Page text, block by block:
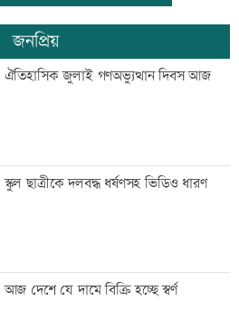
‘জীবনের সবচেয়ে খারাপ সিদ্ধান্ত ছিল কপালে
ইনজেকশন’
‘তারেক রহমানকেও আয়নাঘরে বন্দি রেখে
নির্যাতন করা হয়েছিল’
‘জুলাই জাদুঘরে কোনো ধরনের দলীয়
ইতিহাস দেখতে চাই না’
জনপ্রিয়
ঐতিহাসিক জুলাই গণঅভ্যুত্থান দিবস আজ
স্কুল ছাত্রীকে দলবদ্ধ ধর্ষণসহ ভিডিও ধারণ
আজ দেশে যে দামে বিক্রি হচ্ছে স্বর্ণ